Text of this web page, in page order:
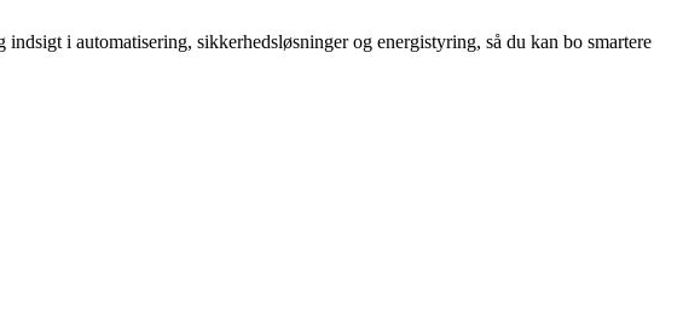
i automatisering, sikkerhedsløsninger og energistyring, så du kan bo smartere